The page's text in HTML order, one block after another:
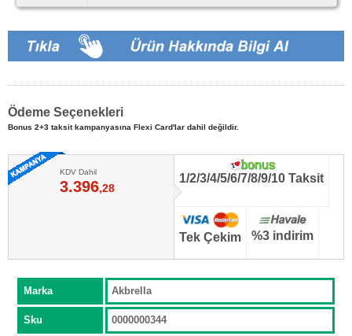
Ödeme Seçenekleri
Bonus 2+3 taksit kampanyasına Flexi Card'lar dahil değildir.
KDV Dahil
3.396,28
1/2/3/4/5/6/7/8/9/10 Taksit
Tek Çekim %3 indirim
Marka Akbrella
Sku 0000000344